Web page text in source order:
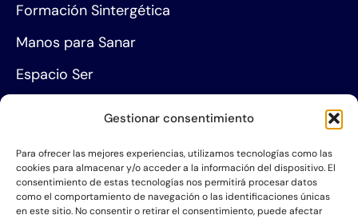
Gestionar consentimiento
Para ofrecer las mejores experiencias, utilizamos tecnologías como las
cookies para almacenar y/o acceder a la información del dispositivo. El
consentimiento de estas tecnologías nos permitirá procesar datos
como el comportamiento de navegación o las identificaciones únicas
en este sitio. No consentir o retirar el consentimiento, puede afectar
Formación Sintergética
Manos para Sanar
Espacio Ser
Proyección social
Hazte socio